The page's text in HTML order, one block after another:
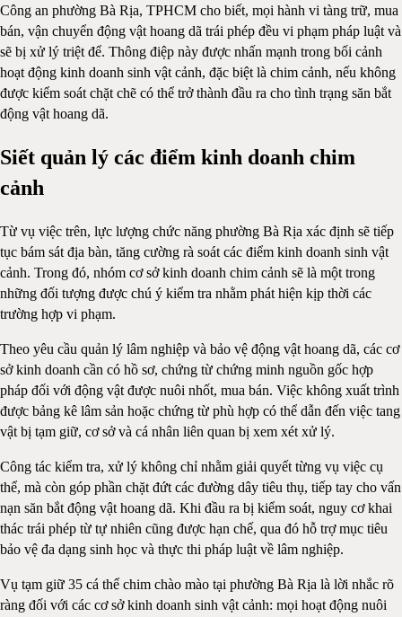
Công an phường Bà Rịa, TPHCM cho biết, mọi hành vi tàng trữ, mua
bán, vận chuyển động vật hoang dã trái phép đều vi phạm pháp luật và
sẽ bị xử lý triệt để. Thông điệp này được nhấn mạnh trong bối cảnh
hoạt động kinh doanh sinh vật cảnh, đặc biệt là chim cảnh, nếu không
được kiểm soát chặt chẽ có thể trở thành đầu ra cho tình trạng săn bắt
động vật hoang dã.
Siết quản lý các điểm kinh doanh chim
cảnh
Từ vụ việc trên, lực lượng chức năng phường Bà Rịa xác định sẽ tiếp
tục bám sát địa bàn, tăng cường rà soát các điểm kinh doanh sinh vật
cảnh. Trong đó, nhóm cơ sở kinh doanh chim cảnh sẽ là một trong
những đối tượng được chú ý kiểm tra nhằm phát hiện kịp thời các
trường hợp vi phạm.
Theo yêu cầu quản lý lâm nghiệp và bảo vệ động vật hoang dã, các cơ
sở kinh doanh cần có hồ sơ, chứng từ chứng minh nguồn gốc hợp
pháp đối với động vật được nuôi nhốt, mua bán. Việc không xuất trình
được bảng kê lâm sản hoặc chứng từ phù hợp có thể dẫn đến việc tang
vật bị tạm giữ, cơ sở và cá nhân liên quan bị xem xét xử lý.
Công tác kiểm tra, xử lý không chỉ nhằm giải quyết từng vụ việc cụ
thể, mà còn góp phần chặt đứt các đường dây tiêu thụ, tiếp tay cho vấn
nạn săn bắt động vật hoang dã. Khi đầu ra bị kiểm soát, nguy cơ khai
thác trái phép từ tự nhiên cũng được hạn chế, qua đó hỗ trợ mục tiêu
bảo vệ đa dạng sinh học và thực thi pháp luật về lâm nghiệp.
Vụ tạm giữ 35 cá thể chim chào mào tại phường Bà Rịa là lời nhắc rõ
ràng đối với các cơ sở kinh doanh sinh vật cảnh: mọi hoạt động nuôi